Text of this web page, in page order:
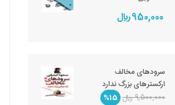
950,000 ريال
سرودهای مخالف
ارکسترهای بزرگ ندارد
9,500,000 ريال
%15